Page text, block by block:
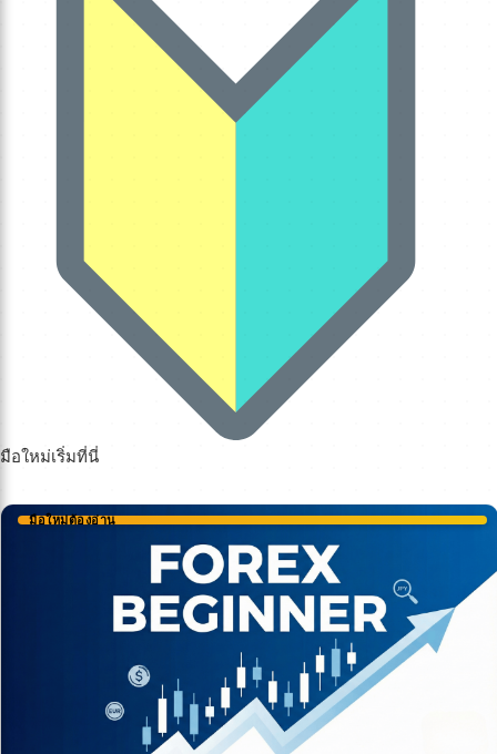
มือใหม่เริ่มที่นี่
มือใหม่ต้องอ่าน